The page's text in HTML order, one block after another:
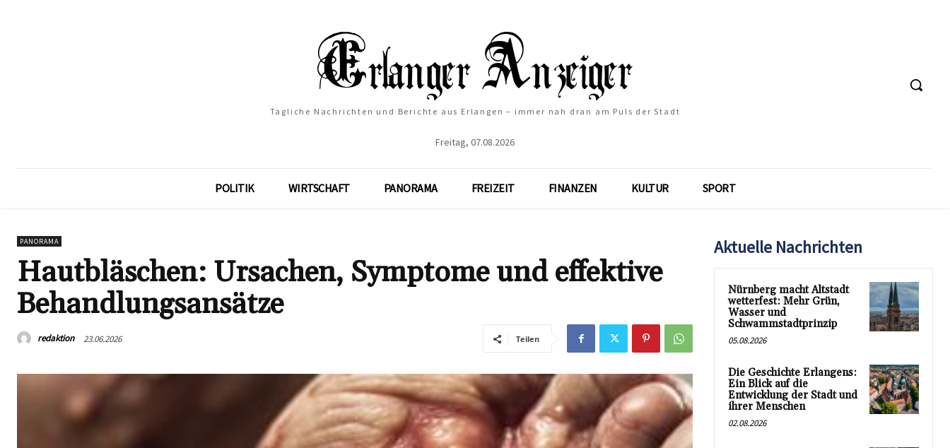
Tägliche Nachrichten und Berichte aus Erlangen – immer nah dran am Puls der Stadt
Freitag, 07.08.2026
POLITIK WIRTSCHAFT PANORAMA FREIZEIT FINANZEN KULTUR SPORT
PANORAMA
Hautbläschen: Ursachen, Symptome und effektive
Behandlungsansätze
redaktion 23.06.2026 Teilen
Aktuelle Nachrichten
Nürnberg macht Altstadt
wetterfest: Mehr Grün,
Wasser und
Schwammstadtprinzip
05.08.2026
Die Geschichte Erlangens:
Ein Blick auf die
Entwicklung der Stadt und
ihrer Menschen
02.08.2026